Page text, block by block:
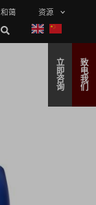
和蔼
资源
立
即
咨
询
致
电
我
们